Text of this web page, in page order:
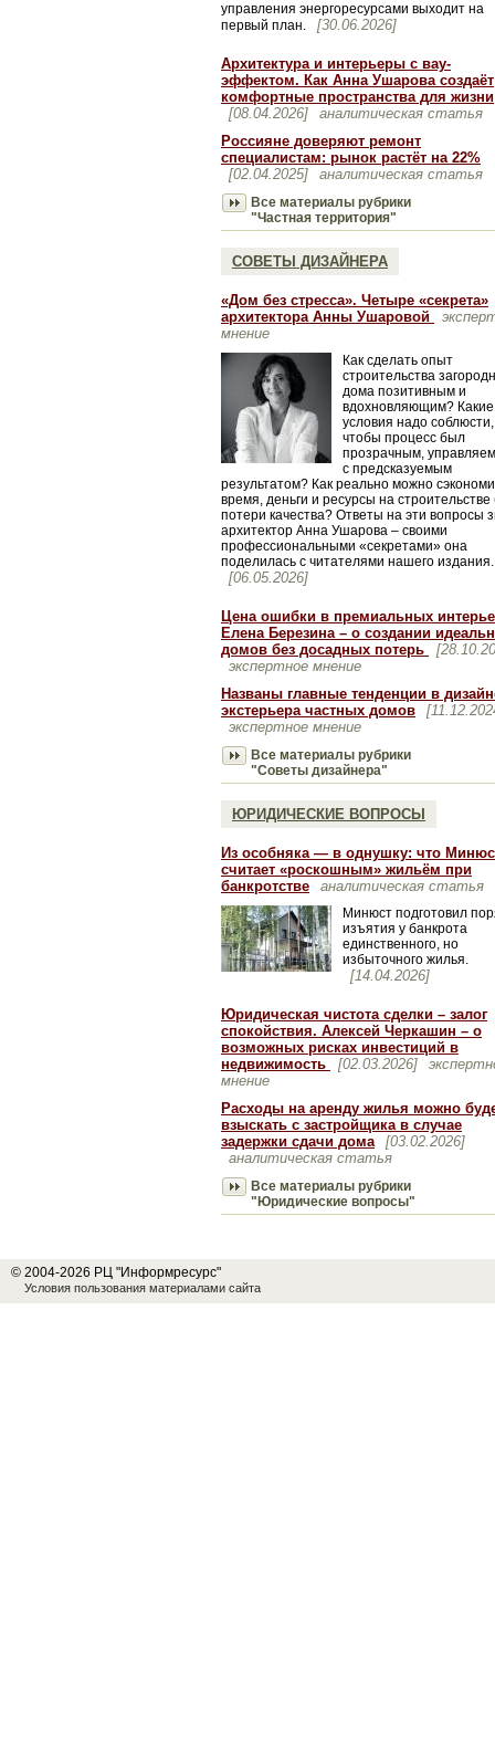
управления энергоресурсами выходит на
первый план.
[30.06.2026]
Архитектура и интерьеры с вау-
эффектом. Как Анна Ушарова создаёт
комфортные пространства для жизни
[08.04.2026]
аналитическая статья
Россияне доверяют ремонт
специалистам: рынок растёт на 22%
[02.04.2025]
аналитическая статья
Все материалы рубрики
"Частная территория"
СОВЕТЫ ДИЗАЙНЕРА
«Дом без стресса». Четыре «секрета»
архитектора Анны Ушаровой
мнение
Как сделать опыт
строительства
дома позитивным и
вдохновляющим? Какие
условия надо соблюсти,
чтобы процесс был
прозрачным,
с предсказуемым
результатом? Как реально можно
время, деньги и ресурсы на строительстве
потери качества? Ответы на эти вопросы
архитектор Анна Ушарова – своими
профессиональными «секретами» она
поделилась с читателями нашего издания.
[06.05.2026]
Цена ошибки в премиальных
Елена Березина – о создании
домов без досадных потерь
экспертное мнение
Названы главные тенденции в
экстерьера частных домов
экспертное мнение
Все материалы рубрики
"Советы дизайнера"
ЮРИДИЧЕСКИЕ ВОПРОСЫ
Из особняка — в однушку: что
считает «роскошным» жильём при
банкротстве
аналитическая статья
Минюст подготовил
изъятия у банкрота
единственного, но
избыточного жилья.
[14.04.2026]
Юридическая чистота сделки – залог
спокойствия. Алексей Черкашин – о
возможных рисках инвестиций в
недвижимость
[02.03.2026]
мнение
Расходы на аренду жилья можно
взыскать с застройщика в случае
задержки сдачи дома
[03.02.2026]
аналитическая статья
Все материалы рубрики
"Юридические вопросы"
© 2004-2026 РЦ "Информресурс"
Условия пользования материалами сайта